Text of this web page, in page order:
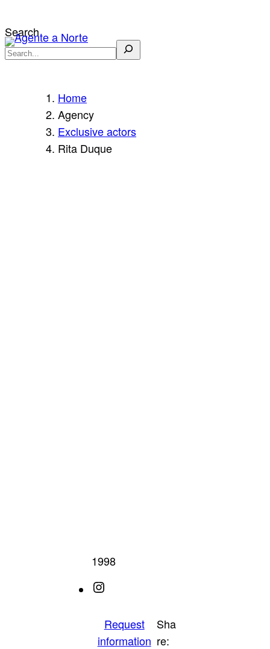
to
content
Search
Home
Agency
Exclusive actors
Rita Duque
1998
Request
information
Sha
re: